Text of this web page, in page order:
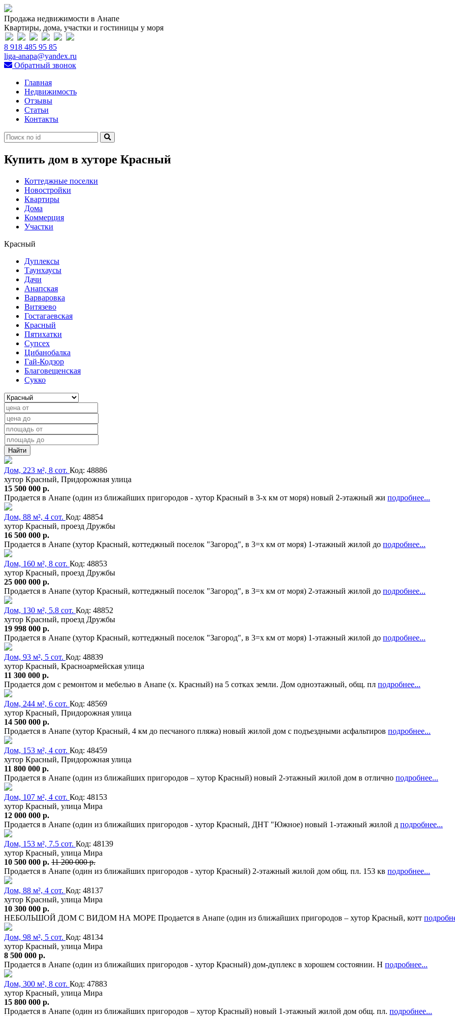
Продажа недвижимости в Анапе
Квартиры, дома, участки и гостиницы у моря
8 918 485 95 85
liga-anapa@yandex.ru
Обратный звонок
Главная
Недвижимость
Отзывы
Статьи
Контакты
Купить дом в хуторе Красный
Коттеджные поселки
Новостройки
Квартиры
Дома
Коммерция
Участки
Красный
Дуплексы
Таунхаусы
Дачи
Анапская
Варваровка
Витязево
Гостагаевская
Красный
Пятихатки
Супсех
Цибанобалка
Гай-Кодзор
Благовещенская
Сукко
Найти
Дом, 223 м², 8 сот. Код: 48886
хутор Красный, Придорожная улица
15 500 000 р.
Продается в Анапе (один из ближайших пригородов - хутор Красный в 3-х км от моря) новый 2-этажный жи подробнее...
Дом, 88 м², 4 сот. Код: 48854
хутор Красный, проезд Дружбы
16 500 000 р.
Продается в Анапе (хутор Красный, коттеджный поселок "Загород", в 3=х км от моря) 1-этажный жилой до подробнее...
Дом, 160 м², 8 сот. Код: 48853
хутор Красный, проезд Дружбы
25 000 000 р.
Продается в Анапе (хутор Красный, коттеджный поселок "Загород", в 3=х км от моря) 2-этажный жилой до подробнее...
Дом, 130 м², 5.8 сот. Код: 48852
хутор Красный, проезд Дружбы
19 998 000 р.
Продается в Анапе (хутор Красный, коттеджный поселок "Загород", в 3=х км от моря) 1-этажный жилой до подробнее...
Дом, 93 м², 5 сот. Код: 48839
хутор Красный, Красноармейская улица
11 300 000 р.
Продается дом с ремонтом и мебелью в Анапе (х. Красный) на 5 сотках земли. Дом одноэтажный, общ. пл подробнее...
Дом, 244 м², 6 сот. Код: 48569
хутор Красный, Придорожная улица
14 500 000 р.
Продается в Анапе (хутор Красный, 4 км до песчаного пляжа) новый жилой дом с подъездными асфальтиров подробнее...
Дом, 153 м², 4 сот. Код: 48459
хутор Красный, Придорожная улица
11 800 000 р.
Продается в Анапе (один из ближайших пригородов – хутор Красный) новый 2-этажный жилой дом в отлично подробнее...
Дом, 107 м², 4 сот. Код: 48153
хутор Красный, улица Мира
12 000 000 р.
Продается в Анапе (один из ближайших пригородов - хутор Красный, ДНТ "Южное) новый 1-этажный жилой д подробнее...
Дом, 153 м², 7.5 сот. Код: 48139
хутор Красный, улица Мира
10 500 000 р. 11 200 000 р.
Продается в Анапе (один из ближайших пригородов - хутор Красный) 2-этажный жилой дом общ. пл. 153 кв подробнее...
Дом, 88 м², 4 сот. Код: 48137
хутор Красный, улица Мира
10 300 000 р.
НЕБОЛЬШОЙ ДОМ С ВИДОМ НА МОРЕ Продается в Анапе (один из ближайших пригородов – хутор Красный, котт
Дом, 98 м², 5 сот. Код: 48134
хутор Красный, улица Мира
8 500 000 р.
Продается в Анапе (один из ближайших пригородов - хутор Красный) дом-дуплекс в хорошем состоянии. Н подробнее...
Дом, 300 м², 8 сот. Код: 47883
хутор Красный, улица Мира
15 800 000 р.
Продается в Анапе (один из ближайших пригородов – хутор Красный) новый 1-этажный жилой дом общ. пл. подробнее...